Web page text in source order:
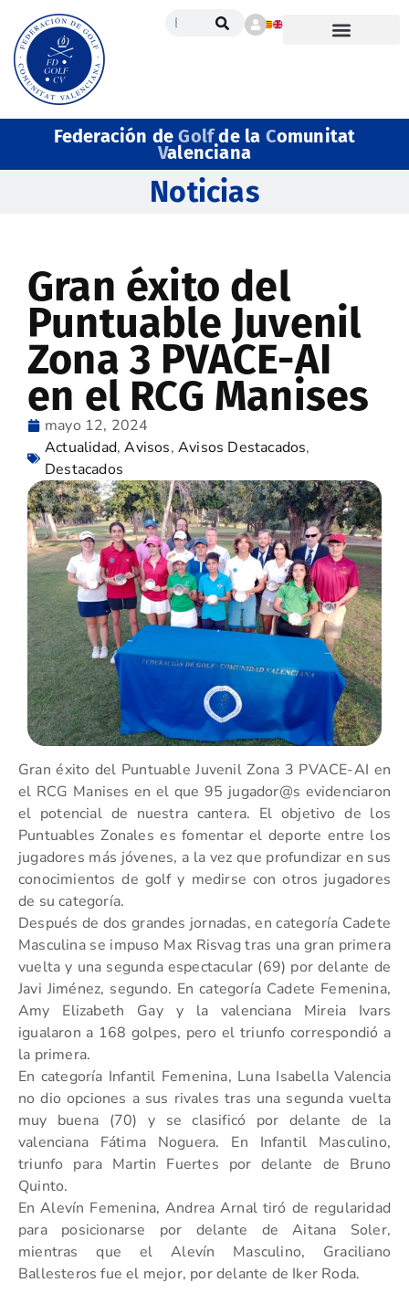
Federación deGolfde la Comunitat
Valenciana
Noticias
Gran éxito del
Puntuable Juvenil
Zona 3 PVACE-AI
en el RCG Manises
mayo 12, 2024
Actualidad,Avisos,Avisos Destacados,
Destacados
Gran éxito del Puntuable Juvenil Zona 3 PVACE-AI en
el RCG Manises en el que 95 jugador@s evidenciaron
el potencial de nuestra cantera. El objetivo de los
Puntuables Zonales es fomentar el deporte entre los
jugadores más jóvenes, a la vez que profundizar en sus
conocimientos de golf y medirse con otros jugadores
de su categoría.
Después de dos grandes jornadas, en categoría Cadete
Masculina se impuso Max Risvag tras una gran primera
vuelta y una segunda espectacular (69) por delante de
Javi Jiménez, segundo. En categoría Cadete Femenina,
Amy Elizabeth Gay y la valenciana Mireia Ivars
igualaron a 168 golpes, pero el triunfo correspondió a
la primera.
En categoría Infantil Femenina, Luna Isabella Valencia
no dio opciones a sus rivales tras una segunda vuelta
muy buena (70) y se clasificó por delante de la
valenciana Fátima Noguera. En Infantil Masculino,
triunfo para Martin Fuertes por delante de Bruno
Quinto.
En Alevín Femenina, Andrea Arnal tiró de regularidad
para posicionarse por delante de Aitana Soler,
mientras que el Alevín Masculino, Graciliano
Ballesteros fue el mejor, por delante de Iker Roda.